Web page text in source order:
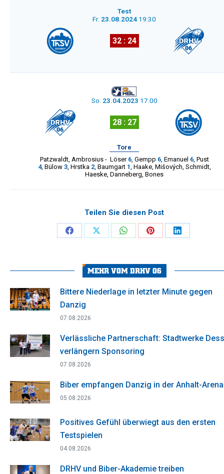
Fr. 23.08.2024 19:30
32 : 24
Test
So. 23.04.2023 17:00
28 : 27
Tore
Patzwaldt, Ambrosius- Löser 6, Gempp 6, Emanuel 6, Pust
4, Bülow 3, Hrstka 2, Baumgart 1 Haake, Mišových Schmidt,
Haeske Danneberg Bones
Teilen Sie diesen Post
Share
Facebook
Share
X
Share
WhatsApp
Share
Pinterest
Share
MEHR VOM DRHV 06
Bittere Niederlage in letzter Minute gegen
Danzig
07.08.2026
Verlässliche Partnerschaft: Stadtwerke
verlängern Sponsoring
07.08.2026
Biber empfangen Danzig in der Anhalt-Arena
05.08.2026
Positives Gefühl überwiegt aus den ersten
Testspielen
04.08.2026
DRHV und Biber-Akademie treiben